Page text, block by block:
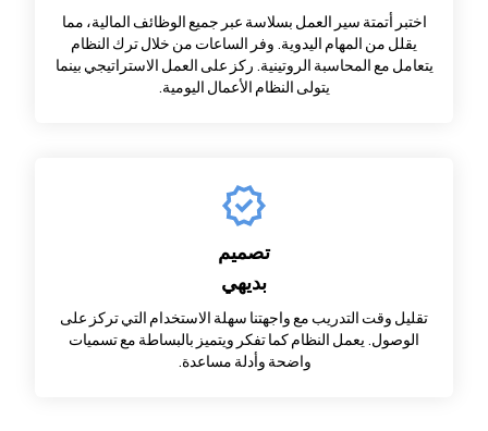
اختبر أتمتة سير العمل بسلاسة عبر جميع الوظائف المالية، مما
يقلل من المهام اليدوية. وفر الساعات من خلال ترك النظام
يتعامل مع المحاسبة الروتينية. ركز على العمل الاستراتيجي بينما
يتولى النظام الأعمال اليومية.
تصميم
بديهي
تقليل وقت التدريب مع واجهتنا سهلة الاستخدام التي تركز على
الوصول. يعمل النظام كما تفكر ويتميز بالبساطة مع تسميات
واضحة وأدلة مساعدة.